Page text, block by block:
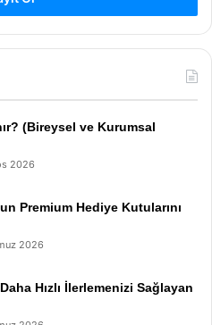
(Bireysel ve Kurumsal
2026
Premium Hediye Kutularını
2026
Hızlı İlerlemenizi Sağlayan